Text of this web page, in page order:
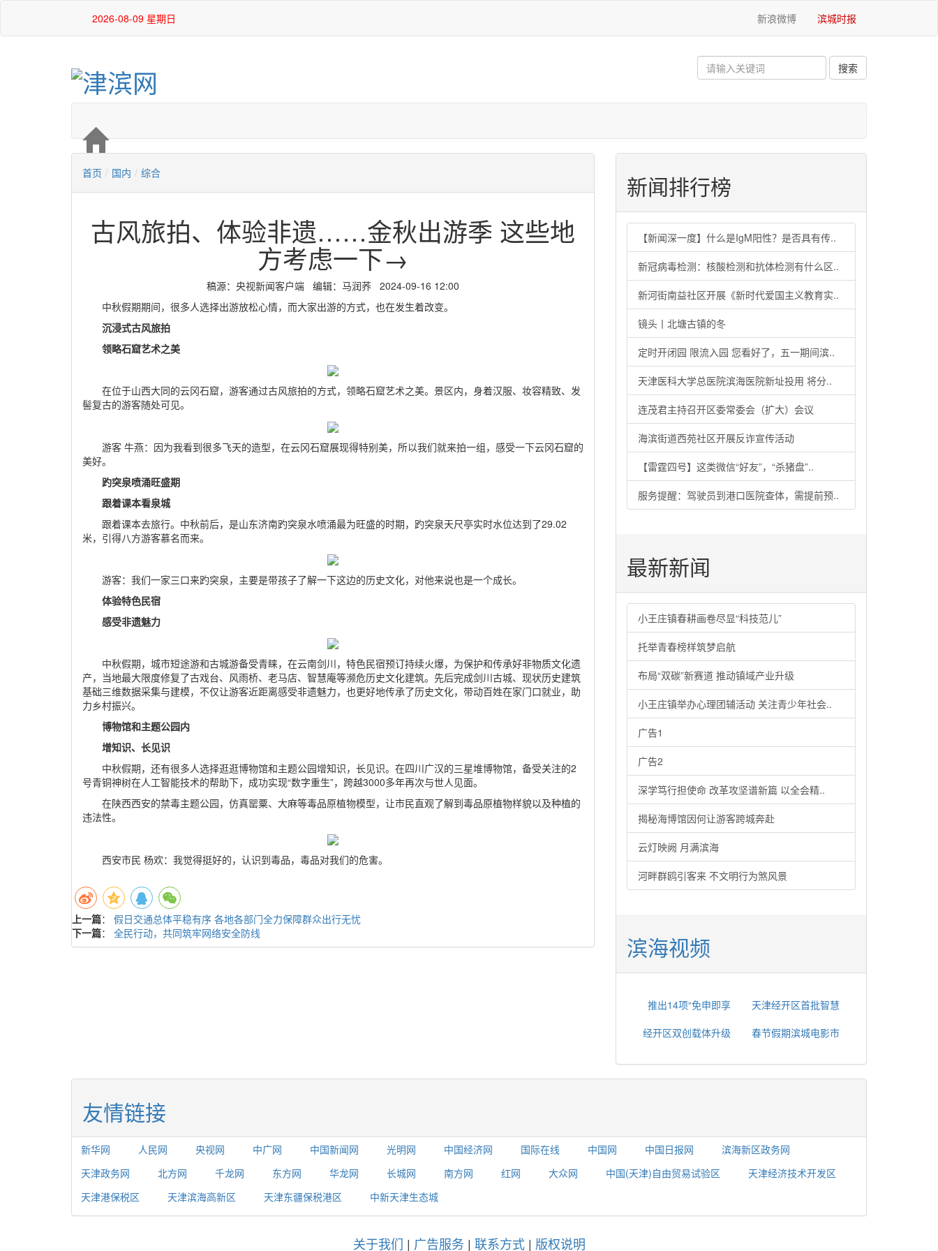
2026-08-09 星期日 新浪微博 滨城时报
首页 / 国内 / 综合
古风旅拍、体验非遗……金秋出游季 这些地
方考虑一下→
稿源：央视新闻客户端 编辑：马润荞 2024-09-16 12:00
中秋假期期间，很多人选择出游放松心情，而大家出游的方式，也在发生着改变。
沉浸式古风旅拍
领略石窟艺术之美
在位于山西大同的云冈石窟，游客通过古风旅拍的方式，领略石窟艺术之美。景区内，身着汉服、妆容精致、发
髻复古的游客随处可见。
游客 牛燕：因为我看到很多飞天的造型，在云冈石窟展现得特别美，所以我们就来拍一组，感受一下云冈石窟的
美好。
趵突泉喷涌旺盛期
跟着课本看泉城
跟着课本去旅行。中秋前后，是山东济南趵突泉水喷涌最为旺盛的时期，趵突泉天尺亭实时水位达到了29.02
米，引得八方游客慕名而来。
游客：我们一家三口来趵突泉，主要是带孩子了解一下这边的历史文化，对他来说也是一个成长。
体验特色民宿
感受非遗魅力
中秋假期，城市短途游和古城游备受青睐，在云南剑川，特色民宿预订持续火爆，为保护和传承好非物质文化遗
产，当地最大限度修复了古戏台、风雨桥、老马店、智慧庵等濒危历史文化建筑。先后完成剑川古城、现状历史建筑
基础三维数据采集与建模，不仅让游客近距离感受非遗魅力，也更好地传承了历史文化，带动百姓在家门口就业，助
力乡村振兴。
博物馆和主题公园内
增知识、长见识
中秋假期，还有很多人选择逛逛博物馆和主题公园增知识，长见识。在四川广汉的三星堆博物馆，备受关注的2
号青铜神树在人工智能技术的帮助下，成功实现“数字重生”，跨越3000多年再次与世人见面。
在陕西西安的禁毒主题公园，仿真罂粟、大麻等毒品原植物模型，让市民直观了解到毒品原植物样貌以及种植的
违法性。
西安市民 杨欢：我觉得挺好的，认识到毒品，毒品对我们的危害。
上一篇： 假日交通总体平稳有序 各地各部门全力保障群众出行无忧
下一篇： 全民行动，共同筑牢网络安全防线
新闻排行榜
【新闻深一度】什么是IgM阳性？是否具有传..
新冠病毒检测：核酸检测和抗体检测有什么区..
新河街南益社区开展《新时代爱国主义教育实..
镜头丨北塘古镇的冬
定时开闭园 限流入园 您看好了，五一期间滨..
天津医科大学总医院滨海医院新址投用 将分..
连茂君主持召开区委常委会（扩大）会议
海滨街道西苑社区开展反诈宣传活动
【雷霆四号】这类微信“好友”，“杀猪盘”..
服务提醒：驾驶员到港口医院查体，需提前预..
最新新闻
小王庄镇春耕画卷尽显“科技范儿”
托举青春榜样筑梦启航
布局“双碳”新赛道 推动镇域产业升级
小王庄镇举办心理团辅活动 关注青少年社会..
广告1
广告2
深学笃行担使命 改革攻坚谱新篇 以全会精..
揭秘海博馆因何让游客跨城奔赴
云灯映阙 月满滨海
河畔群鸥引客来 不文明行为煞风景
滨海视频
推出14项“免申即享
天津经开区首批智慧
经开区双创载体升级
春节假期滨城电影市
友情链接
新华网 人民网 央视网 中广网 中国新闻网 光明网 中国经济网 国际在线 中国网 中国日报网
滨海新区政务网
天津政务网
北方网 千龙网 东方网 华龙网 长城网 南方网 红网 大众网 中国(天津)自由贸易试验区
天津经济技术开发区
天津港保税区
天津滨海高新区 天津东疆保税港区 中新天津生态城
关于我们 | 广告服务 | 联系方式| 版权说明